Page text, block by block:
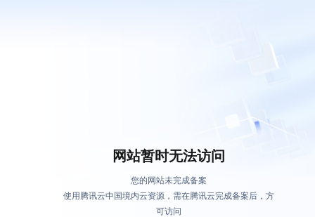
网站暂时无法访问
您的网站未完成备案
使用腾讯云中国境内云资源，需在腾讯云完成备案后，方
可访问